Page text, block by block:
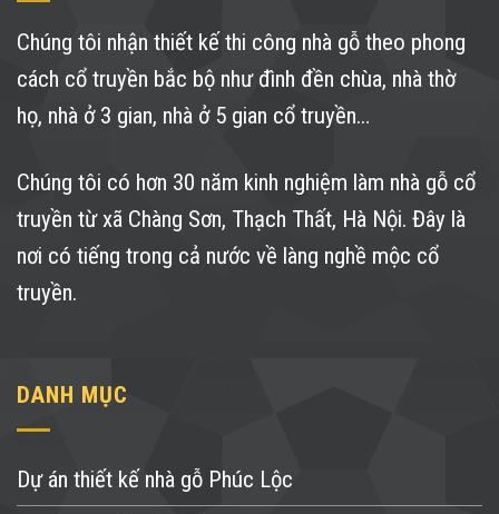
Chúng tôi nhận thiết kế thi công nhà gỗ theo phong
cách cổ truyền bắc bộ như đình đền chùa, nhà thờ
họ, nhà ở 3 gian, nhà ở 5 gian cổ truyền…
Chúng tôi có hơn 30 năm kinh nghiệm làm nhà gỗ cổ
truyền từ xã Chàng Sơn, Thạch Thất, Hà Nội. Đây là
nơi có tiếng trong cả nước về làng nghề mộc cổ
truyền.
DANH MỤC
Dự án thiết kế nhà gỗ Phúc Lộc